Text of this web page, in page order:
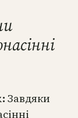
Завдяки